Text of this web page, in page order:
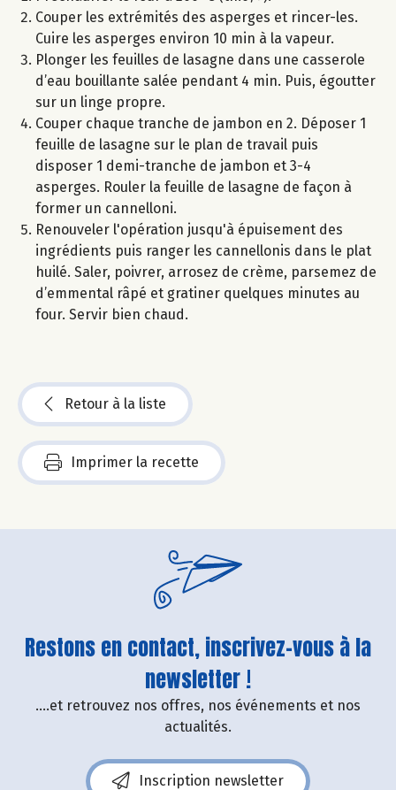
Couper les extrémités des asperges et rincer-les.
Cuire les asperges environ 10 min à la vapeur.
Plonger les feuilles de lasagne dans une casserole
d’eau bouillante salée pendant 4 min. Puis, égoutter
sur un linge propre.
Couper chaque tranche de jambon en 2. Déposer 1
feuille de lasagne sur le plan de travail puis
disposer 1 demi-tranche de jambon et 3-4
asperges. Rouler la feuille de lasagne de façon à
former un cannelloni.
Renouveler l'opération jusqu'à épuisement des
ingrédients puis ranger les cannellonis dans le plat
huilé. Saler, poivrer, arrosez de crème, parsemez de
d’emmental râpé et gratiner quelques minutes au
four. Servir bien chaud.
Retour à la liste
Imprimer la recette
Restons en contact, inscrivez-vous à la
newsletter !
....et retrouvez nos offres, nos événements et nos
actualités.
Inscription newsletter